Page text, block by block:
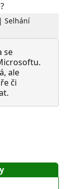
Selhání
se
ale
či